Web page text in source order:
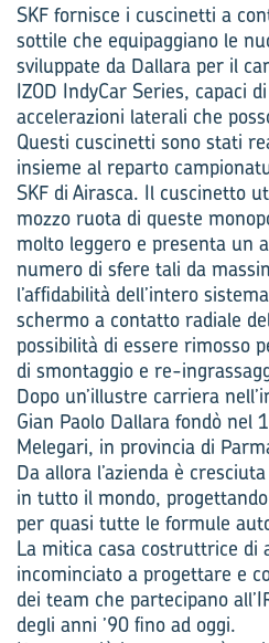
SKF fornisce i cuscinetti a
sottile che equipaggiano le
sviluppate da Dallara per il
IZOD IndyCar Series, capaci
accelerazioni laterali che
Questi cuscinetti sono stati
insieme al reparto
SKF di Airasca. Il cuscinetto
mozzo ruota di queste
molto leggero e presenta un
numero di sfere tali da
l’affidabilità dell’intero
schermo a contatto radiale
possibilità di essere rimosso
di smontaggio e re-
Dopo un’illustre carriera
Gian Paolo Dallara fondò nel
Melegari, in provincia di
Da allora l’azienda è
in tutto il mondo,
per quasi tutte le formule
La mitica casa costruttrice di
incominciato a progettare e
dei team che partecipano
degli anni ’90 fino ad oggi.